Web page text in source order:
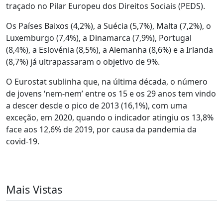
traçado no Pilar Europeu dos Direitos Sociais (PEDS).
Os Países Baixos (4,2%), a Suécia (5,7%), Malta (7,2%), o
Luxemburgo (7,4%), a Dinamarca (7,9%), Portugal
(8,4%), a Eslovénia (8,5%), a Alemanha (8,6%) e a Irlanda
(8,7%) já ultrapassaram o objetivo de 9%.
O Eurostat sublinha que, na última década, o número
de jovens ‘nem-nem’ entre os 15 e os 29 anos tem vindo
a descer desde o pico de 2013 (16,1%), com uma
exceção, em 2020, quando o indicador atingiu os 13,8%
face aos 12,6% de 2019, por causa da pandemia da
covid-19.
Mais Vistas